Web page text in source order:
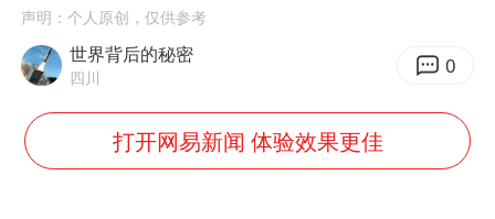
OpenAI为免费用户升级GPT-5.6 Luna
“中国蔬菜之乡”最高温达41.8℃
段绚竞因公牺牲 年仅44岁
声明：个人原创，仅供参考
世界背后的秘密
四川 0
打开网易新闻 体验效果更佳